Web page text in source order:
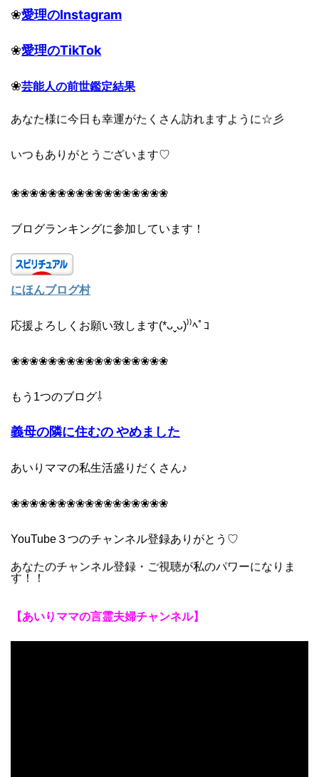
❀愛理のInstagram
❀愛理のTikTok
❀芸能人の前世鑑定結果
あなた様に今日も幸運がたくさん訪れますように☆彡
いつもありがとうございます♡
❀❀❀❀❀❀❀❀❀❀❀❀❀❀❀❀❀
ブログランキングに参加しています！
にほんブログ村
応援よろしくお願い致します(*ᴗˬᴗ)⁾⁾ﾍﾟｺ
❀❀❀❀❀❀❀❀❀❀❀❀❀❀❀❀❀
もう1つのブログ⇩
義母の隣に住むの やめました
あいりママの私生活盛りだくさん♪
❀❀❀❀❀❀❀❀❀❀❀❀❀❀❀❀❀
YouTube３つのチャンネル登録ありがとう♡
あなたのチャンネル登録・ご視聴が私のパワーになりま
す！！
【あいりママの言霊夫婦チャンネル】